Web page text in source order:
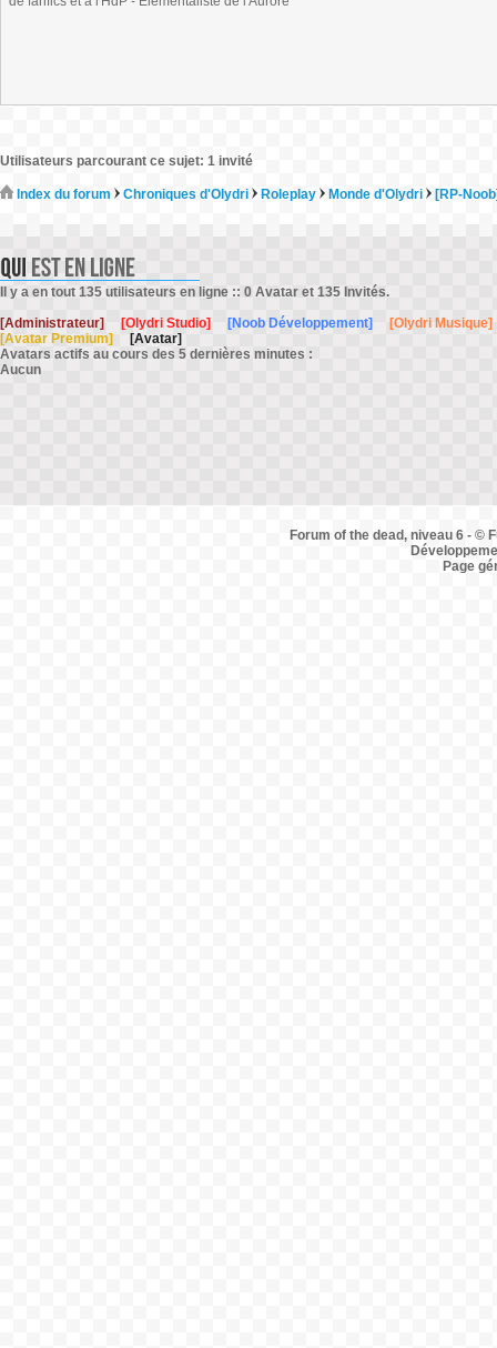
Utilisateurs parcourant ce sujet: 1 invité
Index du forum Chroniques d'Olydri Roleplay Monde d'Olydri [RP-
Il y a en tout 135 utilisateurs en ligne :: 0 Avatar et 135 Invités.
[Administrateur]
[Olydri Studio] [Noob Développement]
[Olydri Musique]
[Avatar Premium]
[Avatar]
Avatars actifs au cours des 5 dernières minutes :
Aucun
Forum of the dead, niveau 6 - ©
Page